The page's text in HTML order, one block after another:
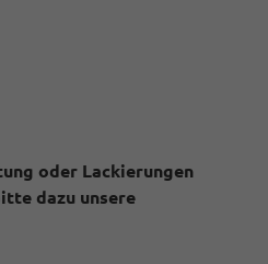
oder Lackierungen
dazu unsere